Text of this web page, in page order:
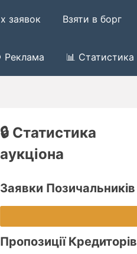
заявок Взяти в борг
Реклама 📊 Статистика
🔒 Статистика
аукціона
Заявки Позичальників
Пропозиції Кредиторів